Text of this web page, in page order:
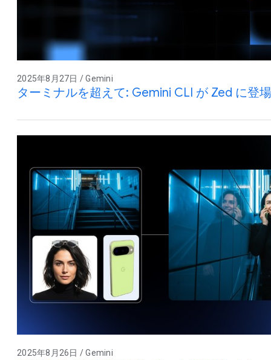
2025年8月27日 / Gemini
ターミナルを超えて: Gemini CLI が Zed に登場
2025年8月26日 / Gemini